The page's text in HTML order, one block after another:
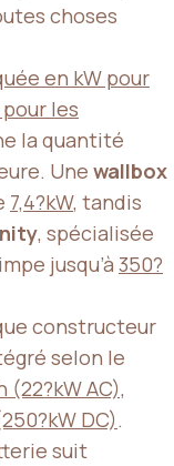
choses
en kW pour
les
la quantité
Une wallbox
7,4?kW, tandis
, spécialisée
jusqu’à 350?
constructeur
selon le
(22?kW AC),
DC).
suit